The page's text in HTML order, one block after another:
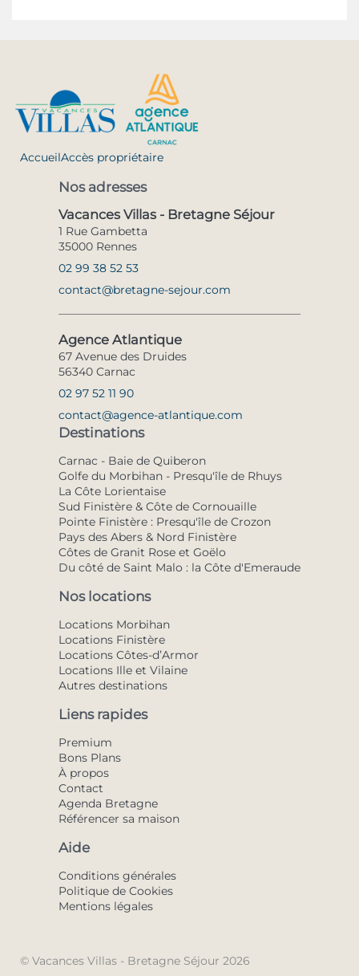
AccueilAccès propriétaire
Nos adresses
Vacances Villas - Bretagne Séjour
1 Rue Gambetta
35000 Rennes
02 99 38 52 53
contact@bretagne-sejour.com
Agence Atlantique
67 Avenue des Druides
56340 Carnac
02 97 52 11 90
contact@agence-atlantique.com
Destinations
Carnac - Baie de Quiberon
Golfe du Morbihan - Presqu'île de Rhuys
La Côte Lorientaise
Sud Finistère & Côte de Cornouaille
Pointe Finistère : Presqu'île de Crozon
Pays des Abers & Nord Finistère
Côtes de Granit Rose et Goëlo
Du côté de Saint Malo : la Côte d'Emeraude
Nos locations
Locations Morbihan
Locations Finistère
Locations Côtes-d’Armor
Locations Ille et Vilaine
Autres destinations
Liens rapides
Premium
Bons Plans
À propos
Contact
Agenda Bretagne
Référencer sa maison
Aide
Conditions générales
Politique de Cookies
Mentions légales
© Vacances Villas - Bretagne Séjour 2026